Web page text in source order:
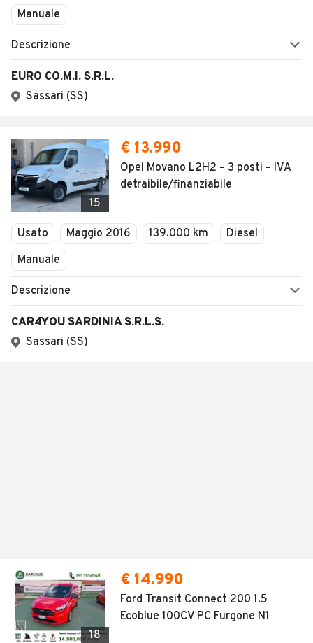
Manuale
Descrizione
EURO CO.M.I. S.R.L.
Sassari (SS)
15
€ 13.990
Opel Movano L2H2 – 3 posti – IVA
detraibile/finanziabile
Usato Maggio 2016 139.000 km
Diesel
Manuale
Descrizione
CAR4YOU SARDINIA S.R.L.S.
Sassari (SS)
18
€ 14.990
Ford Transit Connect 200 1.5
Ecoblue 100CV PC Furgone N1